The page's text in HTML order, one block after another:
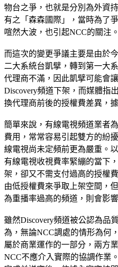
物台之爭，也就是分別為外資
有之「森森國際」，當時為了
喧然大波，也引起NCC的關注。
而這次的變更爭議主要是由於
二大系統台凱擘，轉到第一大
代理商不滿，因此凱擘可能會
Discovery頻道下架，而媒體指
換代理商前後的授權費差異，
簡單來說，有線電視頻道業者
費用，常常容易引起雙方的紛
線電視尚未定頻前更為嚴重。
有線電視收視費率緊繃的當下
架，卻又不需支付過高的授權
由低授權費來爭取上架空間，
為重播率過高的頻道，則會影
雖然Discovery頻道被公認為品
為，無論NCC調處的情形為何
屬於商業運作的一部分，兩方
NCC不應介入實際的協調作業